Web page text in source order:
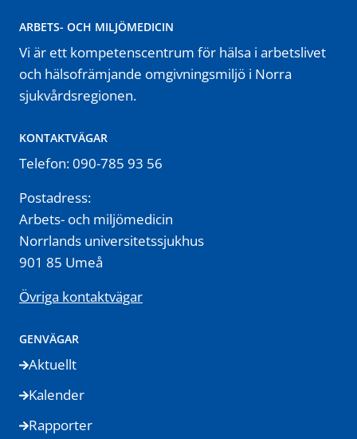
ARBETS- OCH MILJÖMEDICIN
Vi är ett kompetenscentrum för hälsa i arbetslivet
och hälsofrämjande omgivningsmiljö i Norra
sjukvårdsregionen.
KONTAKTVÄGAR
Telefon: 090-785 93 56
Postadress:
Arbets- och miljömedicin
Norrlands universitetssjukhus
901 85 Umeå
Övriga kontaktvägar
GENVÄGAR
Aktuellt
Kalender
Rapporter